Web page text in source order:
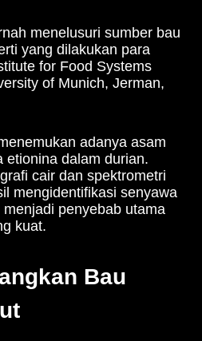
menelusuri sumber bau
yang dilakukan para
for Food Systems
of Munich, Jerman,
adanya asam
etionina dalam durian.
cair dan spektrometri
mengidentifikasi senyawa
penyebab utama
kuat.
Bau